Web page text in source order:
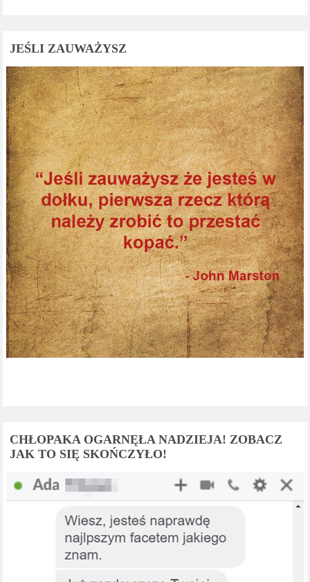
JEŚLI ZAUWAŻYSZ
CHŁOPAKA OGARNĘŁA NADZIEJA! ZOBACZ
JAK TO SIĘ SKOŃCZYŁO!